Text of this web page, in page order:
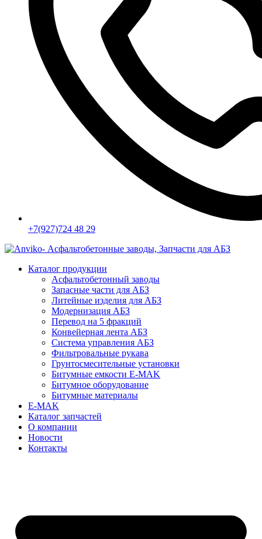
+7(927)724 48 29
Каталог продукции
Асфальтобетонный заводы
Запасные части для АБЗ
Литейные изделия для АБЗ
Модернизация АБЗ
Перевод на 5 фракций
Конвейерная лента АБЗ
Система управления АБЗ
Фильтровальные рукава
Грунтосмесительные установки
Битумные емкости E-MAK
Битумное оборудование
Битумные материалы
E-MAK
Каталог запчастей
О компании
Новости
Контакты